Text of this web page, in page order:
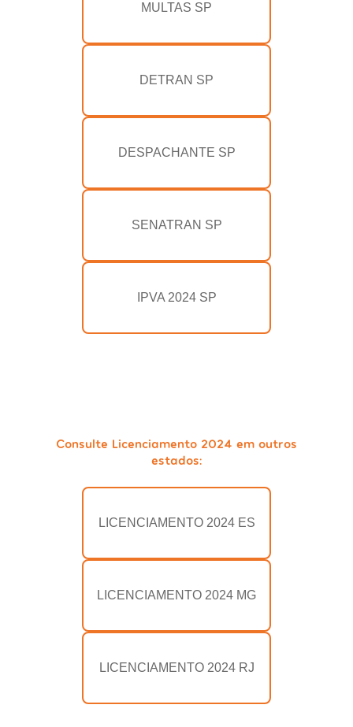
MULTAS SP
DETRAN SP
DESPACHANTE SP
SENATRAN SP
IPVA 2024 SP
Consulte Licenciamento 2024 em outros
estados:
LICENCIAMENTO 2024 ES
LICENCIAMENTO 2024 MG
LICENCIAMENTO 2024 RJ